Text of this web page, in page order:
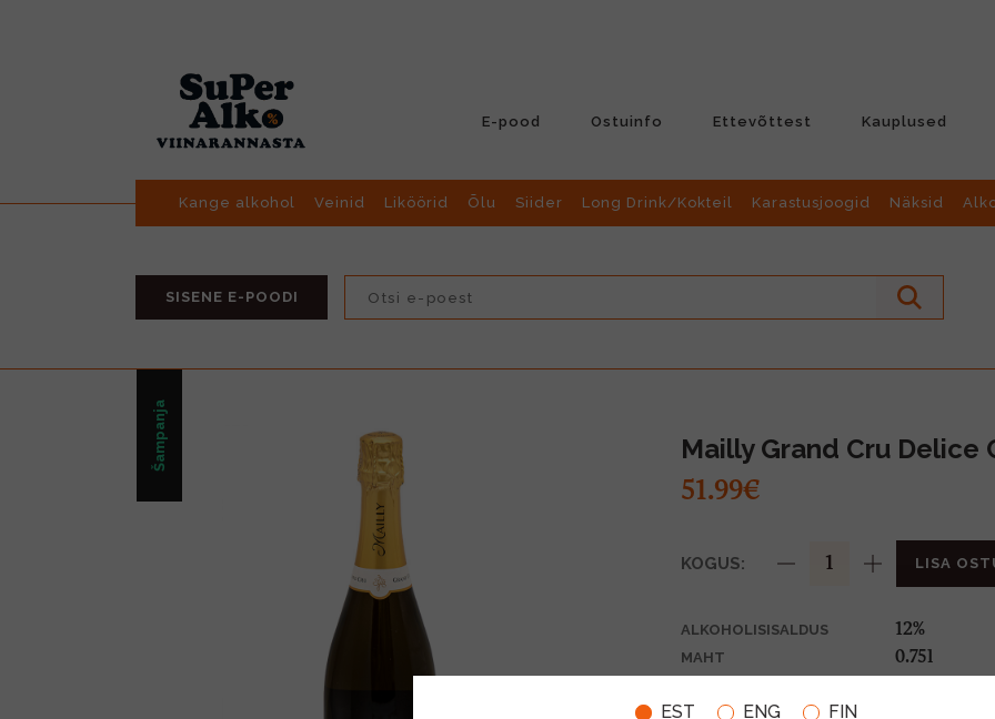
EST ENG FIN
E-pood Ostuinfo Ettevõttest Kauplused
Kange alkohol Veinid Liköörid Õlu Siider Long Drink/Kokteil Karastusjoogid Näksid
SISENE E-POODI
Šampanja Mailly Grand Cru Delice
51.99€
KOGUS: LISA
ALKOHOLISISALDUS 12%
MAHT 0.75l
TOOTE LIIK KPN-